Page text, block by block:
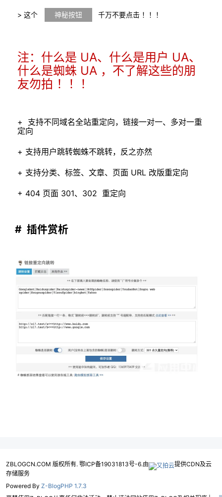
> 这个 神秘按钮 千万不要点击 ！！！
注：什么是 UA、什么是用户 UA、
什么是蜘蛛 UA ，不了解这些的朋
友勿拍 ！！！
+ 支持不同域名全站重定向， 链接一对一、多对一重
定向
+ 支持用户跳转蜘蛛不跳转，反之亦然
+ 支持分类、标签、文章、页面 URL 改版重定向
+ 404 页面 301、302 重定向
# 插件赏析
ZBLOGCN.COM 版权所有. 鄂ICP备19031813号-6.由
提供CDN及云
存储服务
Powered By Z-BlogPHP 1.7.3